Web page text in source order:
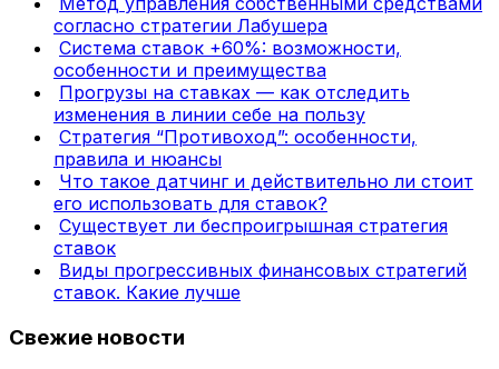
согласно стратегии Лабушера
Система ставок +60%: возможности,
особенности и преимущества
Прогрузы на ставках — как отследить
изменения в линии себе на пользу
Стратегия “Противоход”: особенности,
правила и нюансы
Что такое датчинг и действительно ли стоит
его использовать для ставок?
Существует ли беспроигрышная стратегия
ставок
Виды прогрессивных финансовых стратегий
ставок. Какие лучше
Свежие новости